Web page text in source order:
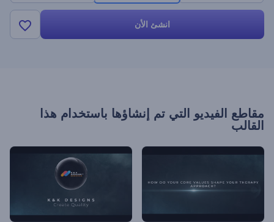
انشئ الأن
مقاطع الفيديو التي تم إنشاؤها باستخدام هذا
القالب